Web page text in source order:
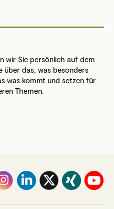
wir Sie persönlich auf dem
über das, was besonders
was kommt und setzen für
Themen.